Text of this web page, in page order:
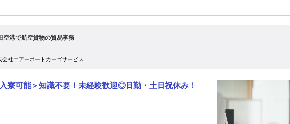
空港で航空貨物の貿易事務
会社エアーポートカーゴサービス
入寮可能＞知識不要！未経験歓迎◎日勤・土日祝休み！